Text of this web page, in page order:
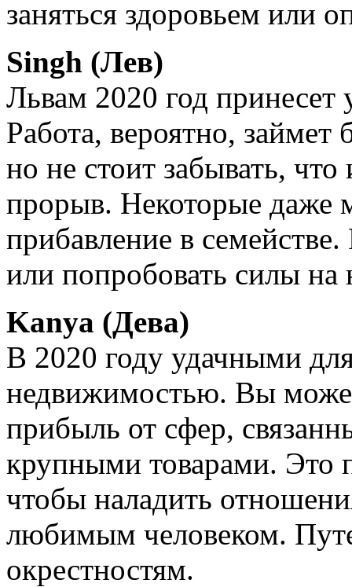
заняться здоровьем или
Singh (Лев)
Львам 2020 год принесет
Работа, вероятно,
но не стоит забывать,
прорыв. Некоторые даже
прибавление в
или попробовать силы
Kanya (Дева)
В 2020 году удачными
недвижимостью. Вы
прибыль от сфер,
крупными товарами. Это
чтобы наладить
любимым человеком.
окрестностям.